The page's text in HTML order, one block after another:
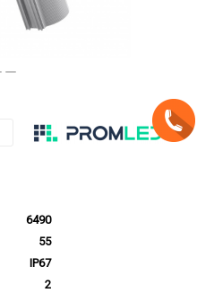
6490
55
IP67
2